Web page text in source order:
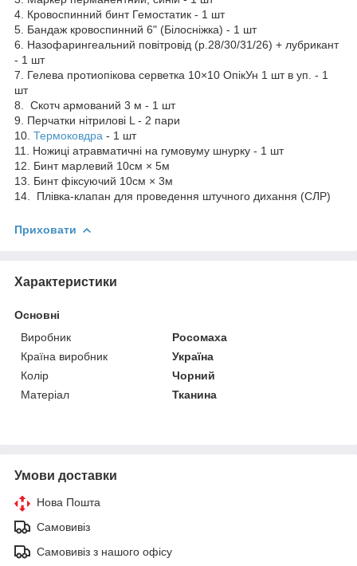
4. Кровоспинний бинт Гемостатик - 1 шт
5. Бандаж кровоспинний 6" (Білосніжка) - 1 шт
6. Назофарингеальний повітровід (р.28/30/31/26) + лубрикант
- 1 шт
7. Гелева протиопікова серветка 10×10 ОпікУн 1 шт в уп. - 1
шт
8. Скотч армований 3 м - 1 шт
9. Перчатки нітрилові L - 2 пари
10. Термоковдра - 1 шт
11. Ножиці атравматичні на гумовуму шнурку - 1 шт
12. Бинт марлевий 10см × 5м
13. Бинт фіксуючий 10см × 3м
14. Плівка-клапан для проведення штучного дихання (СЛР)
Приховати
Характеристики
Основні
Виробник
Росомаха
Країна виробник
Україна
Колір
Чорний
Матеріал
Тканина
Умови доставки
Нова Пошта
Самовивіз
Самовивіз з нашого офісу